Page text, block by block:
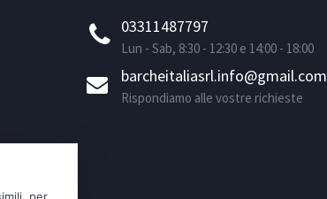
03311487797
Lun - Sab, 8:30 - 12:30 e 14:00 - 18:00
barcheitaliasrl.info@gmail.com
Rispondiamo alle vostre richieste